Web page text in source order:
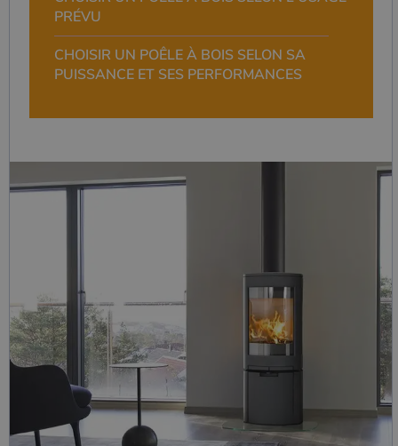
PRÉVU
CHOISIR UN POÊLE À BOIS SELON SA
PUISSANCE ET SES PERFORMANCES